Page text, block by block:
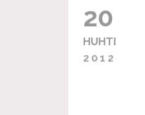
20
HUHTI
2012